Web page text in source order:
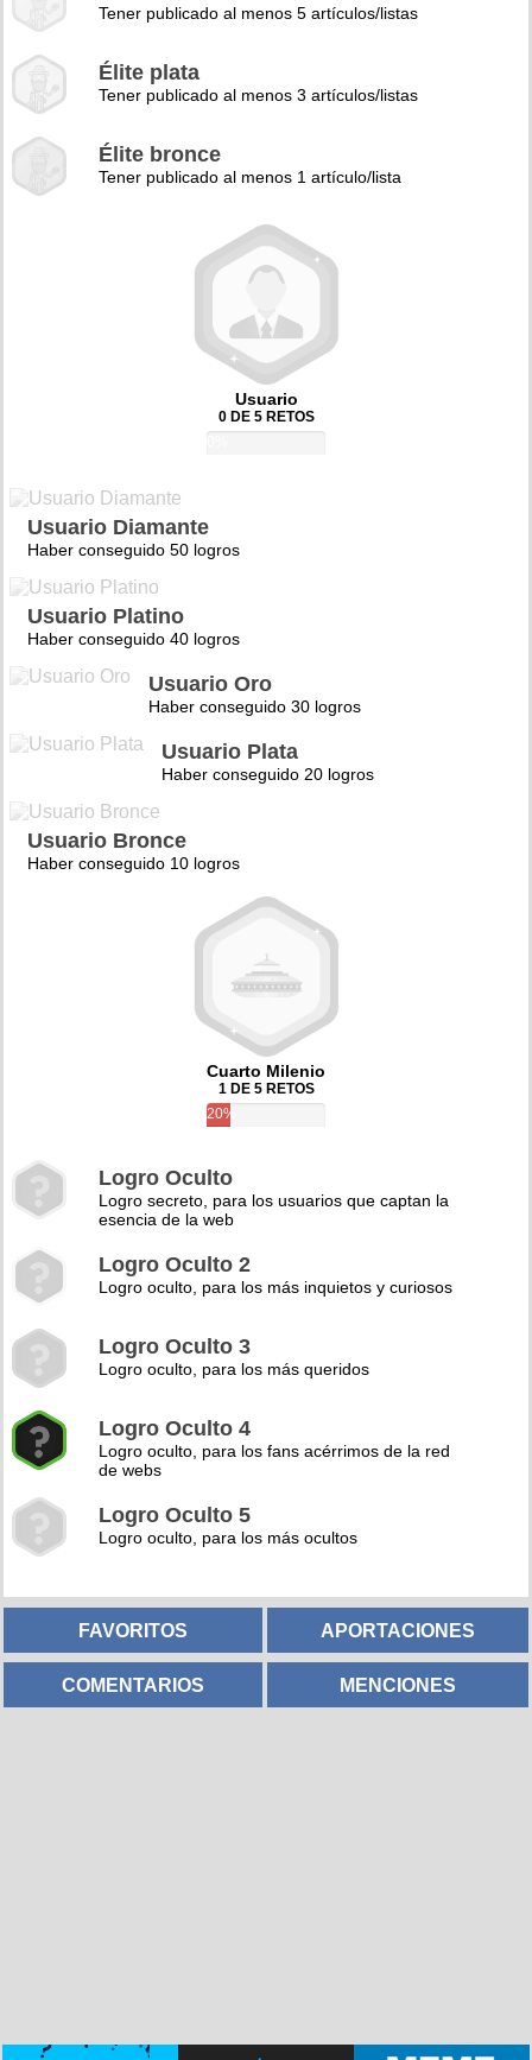
Tener publicado al menos 5 artículos/listas
Élite plata
Tener publicado al menos 3 artículos/listas
Élite bronce
Tener publicado al menos 1 artículo/lista
Usuario
0 DE 5 RETOS
Usuario Diamante
Haber conseguido 50 logros
Usuario Platino
Haber conseguido 40 logros
Usuario Oro
Haber conseguido 30 logros
Usuario Plata
Haber conseguido 20 logros
Usuario Bronce
Haber conseguido 10 logros
Cuarto Milenio
1 DE 5 RETOS
20%
Logro Oculto
Logro secreto, para los usuarios que captan la
esencia de la web
Logro Oculto 2
Logro oculto, para los más inquietos y curiosos
Logro Oculto 3
Logro oculto, para los más queridos
Logro Oculto 4
Logro oculto, para los fans acérrimos de la red
de webs
Logro Oculto 5
Logro oculto, para los más ocultos
FAVORITOS APORTACIONES
COMENTARIOS MENCIONES